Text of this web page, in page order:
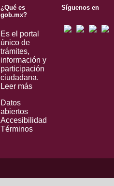
¿Qué es
gob.mx?
Es el portal
único de
trámites,
información y
participación
ciudadana.
Leer más
Datos
abiertos
Accesibilidad
Términos
Síguenos en